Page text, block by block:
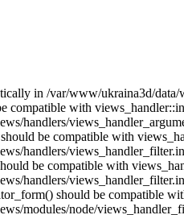
in /var/www/ukraina3d/
compatible with
handlers/
be compatible with
handlers/
be compatible with
handlers/
should be compatible
modules/node/